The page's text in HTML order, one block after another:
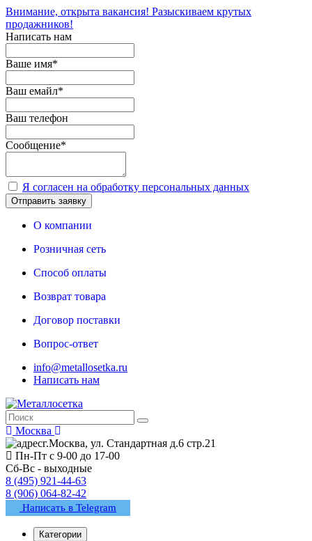
Внимание, открыта вакансия! Разыскиваем крутых
продажников!
Написать нам
Ваше имя*
Ваш емайл*
Ваш телефон
Сообщение*
Я согласен на обработку персональных данных
Отправить заявку
О компании
Розничная сеть
Способ оплаты
Возврат товара
Договор поставки
Вопрос-ответ
info@metallosetka.ru
Написать нам
Москва
г.Москва, ул. Стандартная д.6 стр.21
Пн-Пт с 9-00 до 17-00
Сб-Вс - выходные
8 (495) 921-44-63
8 (906) 064-82-42
Написать в Telegram
Категории